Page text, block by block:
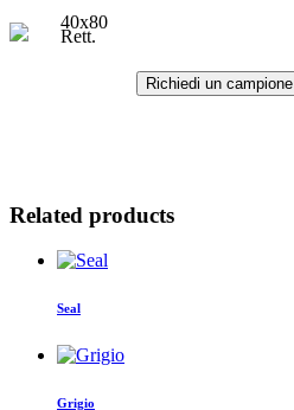
40x80
Rett.
Richiedi un campione
Related products
Seal
Grigio